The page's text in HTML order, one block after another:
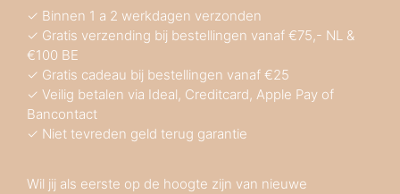
✓ Binnen 1 a 2 werkdagen verzonden
✓ Gratis verzending bij bestellingen vanaf €75,- NL &
€100 BE
✓ Gratis cadeau bij bestellingen vanaf €25
✓ Veilig betalen via Ideal, Creditcard, Apple Pay of
Bancontact
✓ Niet tevreden geld terug garantie
Wil jij als eerste op de hoogte zijn van nieuwe